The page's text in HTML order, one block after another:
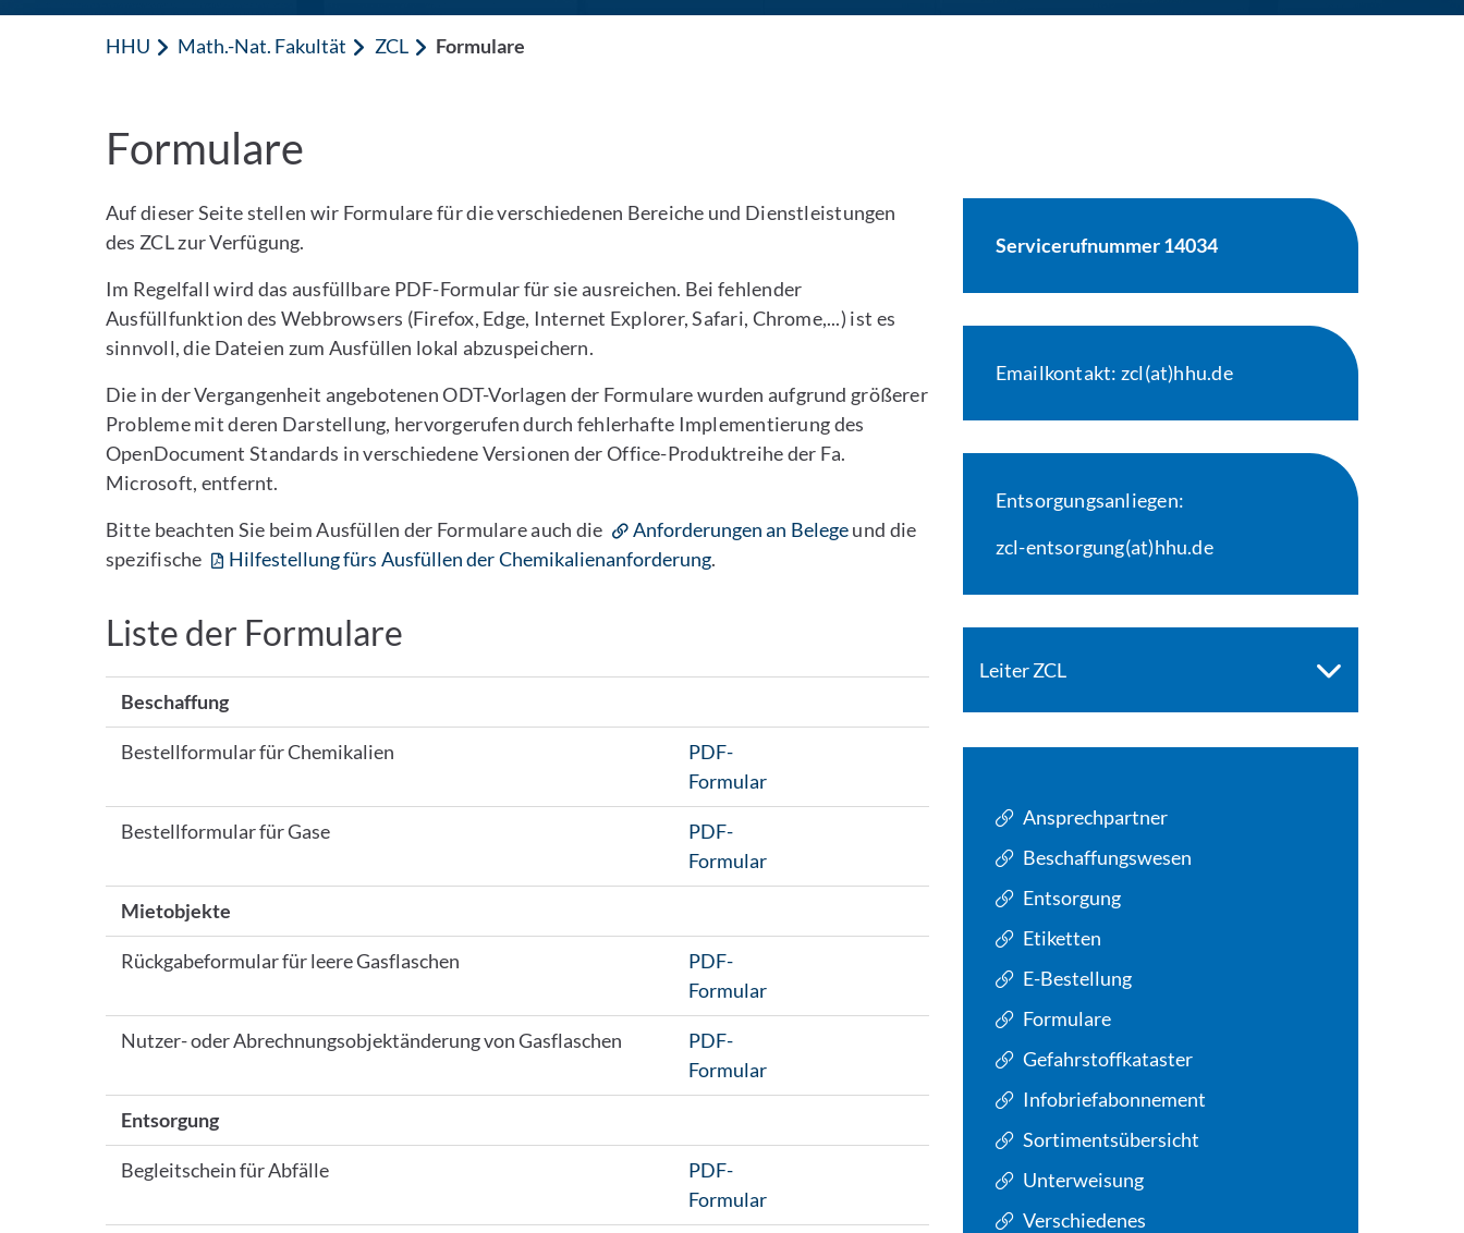
HHU Math.-Nat. Fakultät ZCL Formulare
Formulare
Auf dieser Seite stellen wir Formulare für die verschiedenen Bereiche und Dienstleistungen
des ZCL zur Verfügung.
Im Regelfall wird das ausfüllbare PDF-Formular für sie ausreichen. Bei fehlender
Ausfüllfunktion des Webbrowsers (Firefox, Edge, Internet Explorer, Safari, Chrome,...) ist es
sinnvoll, die Dateien zum Ausfüllen lokal abzuspeichern.
Die in der Vergangenheit angebotenen ODT-Vorlagen der Formulare wurden aufgrund größerer
Probleme mit deren Darstellung, hervorgerufen durch fehlerhafte Implementierung des
OpenDocument Standards in verschiedene Versionen der Office-Produktreihe der Fa.
Microsoft, entfernt.
Bitte beachten Sie beim Ausfüllen der Formulare auch die
Anforderungen an Belegeund die
spezifische
Hilfestellung fürs Ausfüllen der Chemikalienanforderung.
Liste der Formulare
Beschaffung
Bestellformular für Chemikalien
PDF-
Formular
Bestellformular für Gase
PDF-
Formular
Mietobjekte
Rückgabeformular für leere Gasflaschen
PDF-
Formular
Nutzer- oder Abrechnungsobjektänderung von Gasflaschen
PDF-
Formular
Entsorgung
Begleitschein für Abfälle
PDF-
Formular
Servicerufnummer 14034
Emailkontakt: zcl(at)hhu.de
Entsorgungsanliegen:
zcl-entsorgung(at)hhu.de
Leiter ZCL
Ansprechpartner
Beschaffungswesen
Entsorgung
Etiketten
E-Bestellung
Formulare
Gefahrstoffkataster
Infobriefabonnement
Sortimentsübersicht
Unterweisung
Verschiedenes